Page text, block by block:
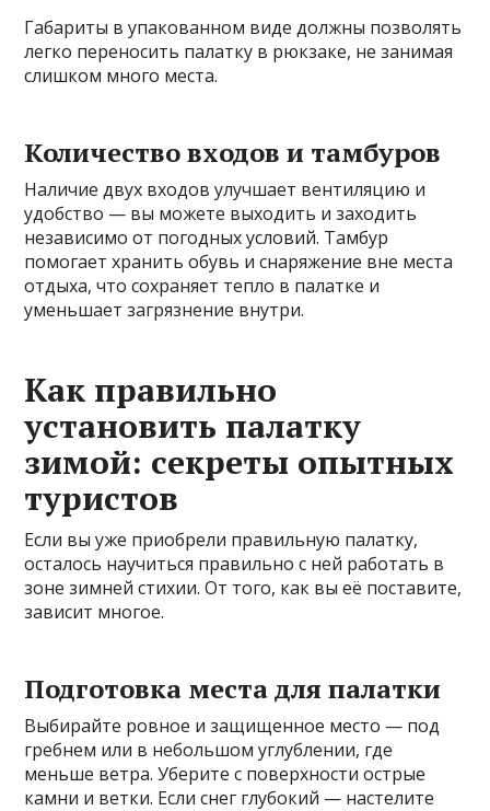
Габариты в упакованном виде должны позволять
легко переносить палатку в рюкзаке, не занимая
слишком много места.
Количество входов и тамбуров
Наличие двух входов улучшает вентиляцию и
удобство — вы можете выходить и заходить
независимо от погодных условий. Тамбур
помогает хранить обувь и снаряжение вне места
отдыха, что сохраняет тепло в палатке и
уменьшает загрязнение внутри.
Как правильно
установить палатку
зимой: секреты опытных
туристов
Если вы уже приобрели правильную палатку,
осталось научиться правильно с ней работать в
зоне зимней стихии. От того, как вы её поставите,
зависит многое.
Подготовка места для палатки
Выбирайте ровное и защищенное место — под
гребнем или в небольшом углублении, где
меньше ветра. Уберите с поверхности острые
камни и ветки. Если снег глубокий — настелите